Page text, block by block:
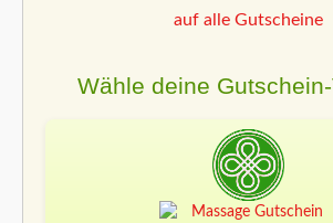
auf alle Gutscheine
Wähle deine